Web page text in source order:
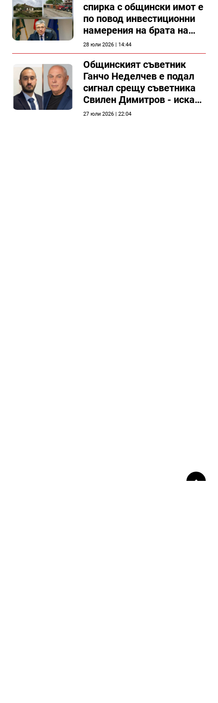
спирка с общински имот е
по повод инвестиционни
намерения на брата на
председателя на
Общински съвет Силистра
28 юли 2026 | 14:44
Общинският съветник
Ганчо Неделчев е подал
сигнал срещу съветника
Свилен Димитров - иска
етичната комисия на
27 юли 2026 | 22:04